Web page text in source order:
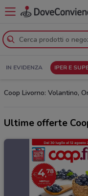
IN EVIDENZA IPER E
Coop Livorno: Volantino,
Ultime offerte